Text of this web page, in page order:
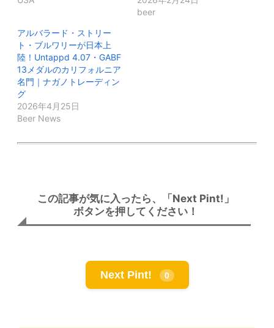
beer
アルバラード・ストリー
ト・ブルワリーが日本上
陸！Untappd 4.07・GABF
13メダルのカリフォルニア
名門｜ナガノトレーディン
グ
2026年4月25日
Beer News
この記事が気に入ったら、「Next Pint!」
ボタンを押してください！
Next Pint! 0